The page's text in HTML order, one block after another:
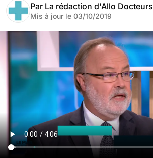
Par La rédaction d'Allo Docteurs
Mis à jour le 03/10/2019